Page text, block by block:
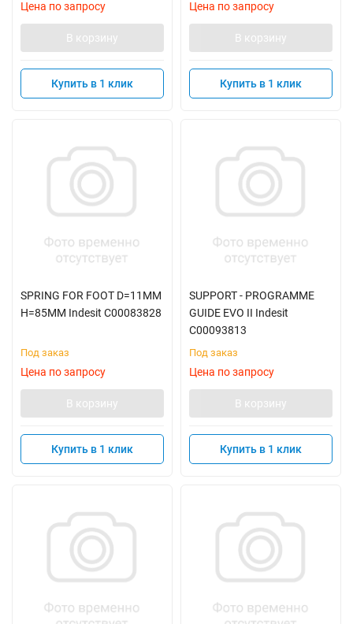
Цена по запросу
В корзину
Купить в 1 клик
Цена по запросу
В корзину
Купить в 1 клик
SPRING FOR FOOT D=11MM
H=85MM Indesit C00083828
Под заказ
Цена по запросу
В корзину
Купить в 1 клик
SUPPORT - PROGRAMME
GUIDE EVO II Indesit
C00093813
Под заказ
Цена по запросу
В корзину
Купить в 1 клик